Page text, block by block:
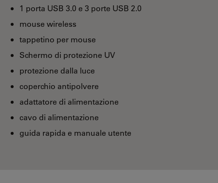
1 porta USB 3.0 e 3 porte USB 2.0
mouse wireless
tappetino per mouse
Schermo di protezione UV
protezione dalla luce
coperchio antipolvere
adattatore di alimentazione
cavo di alimentazione
guida rapida e manuale utente